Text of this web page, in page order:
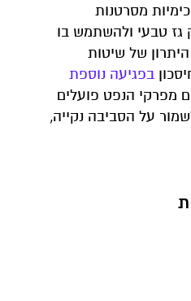
מסרטנות
גז טבעי ולהשתמש בו
של שיטות
בפגיעה נוספת
מפרקי הנפט פועלים
על הסביבה נקייה,